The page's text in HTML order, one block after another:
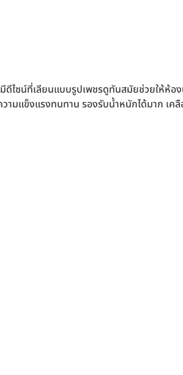
ดีไซน์ที่เลียนแบบรูปเพชรดูทันสมัยช่วยให้ห้
ามแข็งแรงทนทาน รองรับน้ำหนักได้มาก เค